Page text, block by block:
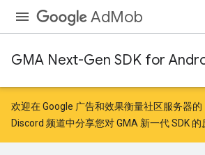
AdMob
GMA Next-Gen SDK for
欢迎在 Google 广告和效果衡量社区服务器的
Discord 频道中分享您对 GMA 新一代 SDK 的